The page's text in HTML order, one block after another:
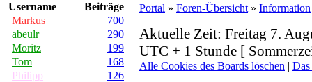
Username
Beiträge
Markus
700
abeulr
290
Moritz
199
Tom
168
Philipp
126
Portal » Foren-Übersicht » Information
Aktuelle Zeit: Freitag 7.
UTC + 1 Stunde [
Alle Cookies des Boards löschen | Das